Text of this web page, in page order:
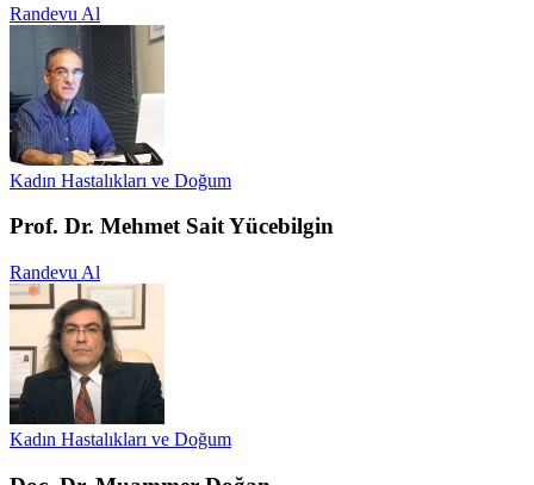
Randevu Al
Kadın Hastalıkları ve Doğum
Prof. Dr. Mehmet Sait Yücebilgin
Randevu Al
Kadın Hastalıkları ve Doğum